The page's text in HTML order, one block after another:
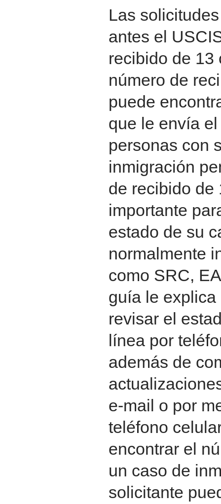
Las
antes el
recibido de 13
número de
puede
que le envía
personas con
inmigración
de recibido de
importante
estado de su
normalmente
como SRC,
guía le
revisar el
línea por
además de
e-mail o por
teléfono
encontrar el
un caso de
solicitante